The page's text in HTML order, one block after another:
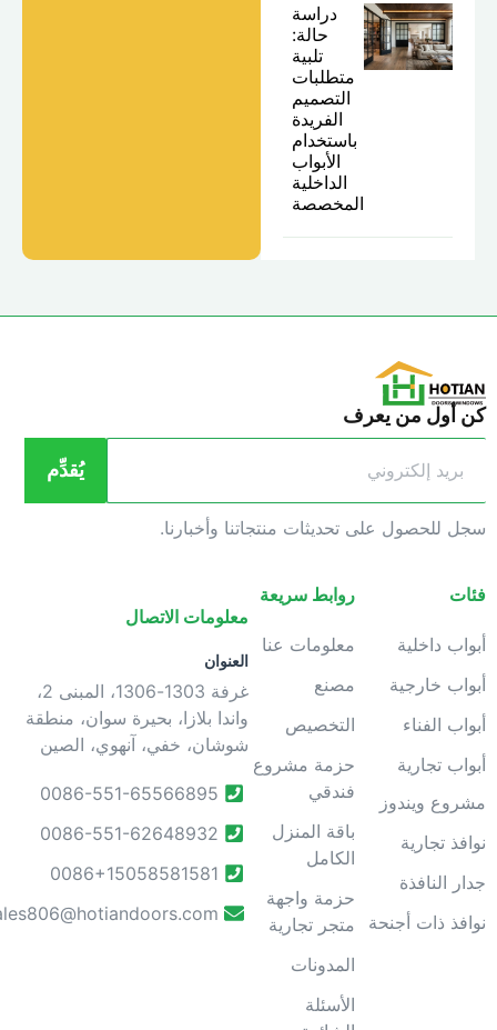
دراسة
حالة:
تلبية
متطلبات
التصميم
الفريدة
باستخدام
الأبواب
الداخلية
المخصصة
أول من يعرف
يُقدِّم
للحصول على تحديثات منتجاتنا وأخبارنا.
داخلية
خارجية
الفناء
تجارية
ويندوز
تجارية
النافذة
ذات أجنحة
روابط سريعة
معلومات عنا
مصنع
التخصيص
حزمة مشروع
فندقي
باقة المنزل
الكامل
حزمة واجهة
متجر تجارية
المدونات
الأسئلة
معلومات الاتصال
العنوان
غرفة 1303-1306، المبنى 2،
واندا بلازا، بحيرة سوان، منطقة
شوشان، خفي، آنهوي، الصين
0086-551-65566895
0086-551-62648932
0086+15058581581